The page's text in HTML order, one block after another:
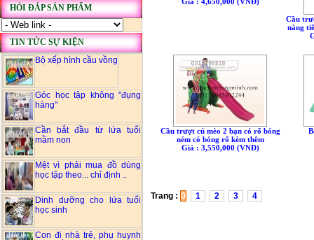
HỎI ĐÁP SẢN PHẨM
TIN TỨC SỰ KIỆN
Bộ xếp hình cầu vồng
Góc học tập không "đụng
hàng"
Cần bắt đầu từ lứa tuổi
mầm non
Mệt vì phải mua đồ dùng
học tập theo... chỉ định ..
Dinh dưỡng cho lứa tuổi
học sinh
Con đi nhà trẻ, phụ huynh
Cầu
nàng
Cầu trượt cú mèo 2 bạn có rổ bóng
ném có bóng rổ kèm thêm
Giá : 3,550,000 (VNÐ)
Trang : 0 1 2 3 4